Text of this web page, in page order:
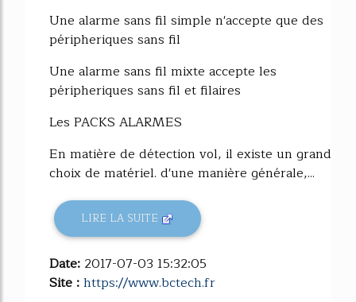
Une alarme sans fil simple n'accepte que des
péripheriques sans fil
Une alarme sans fil mixte accepte les
péripheriques sans fil et filaires
Les PACKS ALARMES
En matière de détection vol, il existe un grand
choix de matériel. d'une manière générale,...
LIRE LA SUITE
Date: 2017-07-03 15:32:05
Site :https://www.bctech.fr